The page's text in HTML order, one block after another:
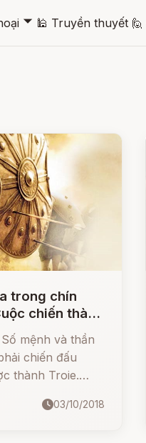
🞃 🕌 Truyền thuyết 🙋
trong chín
chiến thành
mệnh và thần
chiến đấu
thành Troie.
mà nản lòng,
03/10/2018